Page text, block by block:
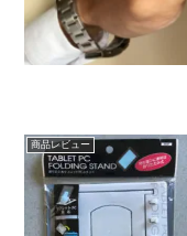
商品レビュー